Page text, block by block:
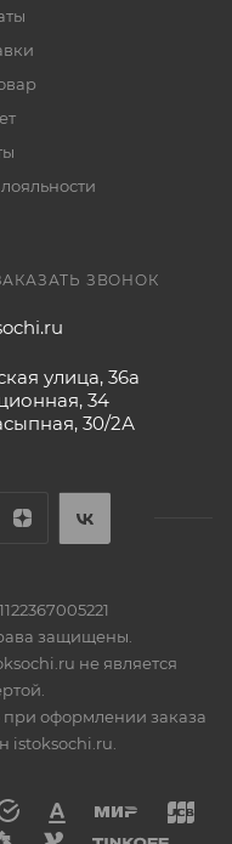
ЗВОНОК
улица, 36а
34
30/2А
защищены.
не является
при оформлении заказа
istoksochi.ru.